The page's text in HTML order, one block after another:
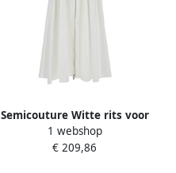
Semicouture Witte rits voor
katoenen rok White Dames
1 webshop
€ 209,86